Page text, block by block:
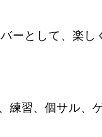
ーとして、楽し
練習、個サル、